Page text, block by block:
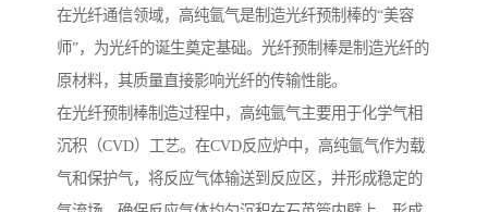
在光纤通信领域，高纯氩气是制造光纤预制棒的“美容
师”，为光纤的诞生奠定基础。光纤预制棒是制造光纤的
原材料，其质量直接影响光纤的传输性能。
在光纤预制棒制造过程中，高纯氩气主要用于化学气相
沉积（CVD）工艺。在CVD反应炉中，高纯氩气作为载
气和保护气，将反应气体输送到反应区，并形成稳定的